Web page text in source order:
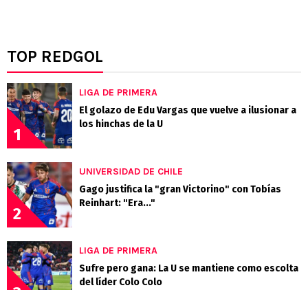
TOP REDGOL
1
LIGA DE PRIMERA
El golazo de Edu Vargas que vuelve a ilusionar a
los hinchas de la U
2
UNIVERSIDAD DE CHILE
Gago justifica la "gran Victorino" con Tobías
Reinhart: "Era..."
LIGA DE PRIMERA
Sufre pero gana: La U se mantiene como escolta
del líder Colo Colo